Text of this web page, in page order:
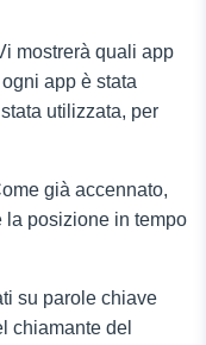
mostrerà quali app
app è stata
utilizzata, per
già accennato,
la posizione in tempo
su parole chiave
chiamante del